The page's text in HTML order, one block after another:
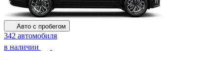
Авто с пробегом
342 автомобиля
в наличии